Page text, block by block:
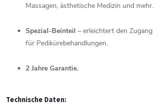
Massagen, ästhetische Medizin und mehr.
Spezial-Beinteil – erleichtert den Zugang
für Pedikürebehandlungen.
2 Jahre Garantie.
Technische Daten: